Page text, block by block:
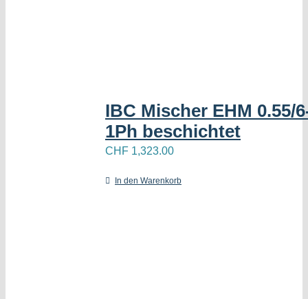
IBC Mischer EHM 0.55/
1Ph beschichtet
CHF 1,323.00
In den Warenkorb